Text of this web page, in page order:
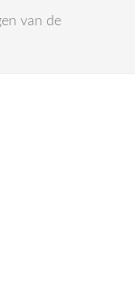
van de